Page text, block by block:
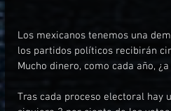
Los mexicanos tenemos una
los partidos políticos recibirán
Mucho dinero, como cada año,
Tras cada proceso electoral hay